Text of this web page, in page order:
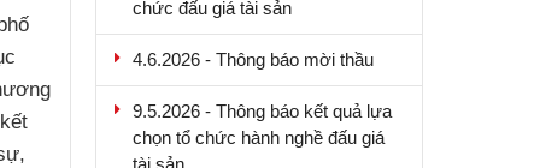
4.6.2026 - Thông báo mời thầu
9.5.2026 - Thông báo kết quả lựa
chọn tổ chức hành nghề đấu giá
tài sản